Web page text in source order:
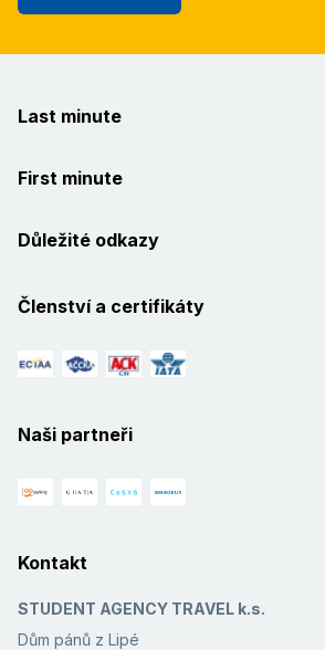
Last minute
First minute
Důležité odkazy
Členství a certifikáty
Naši partneři
Kontakt
STUDENT AGENCY TRAVEL k.s.
Dům pánů z Lipé